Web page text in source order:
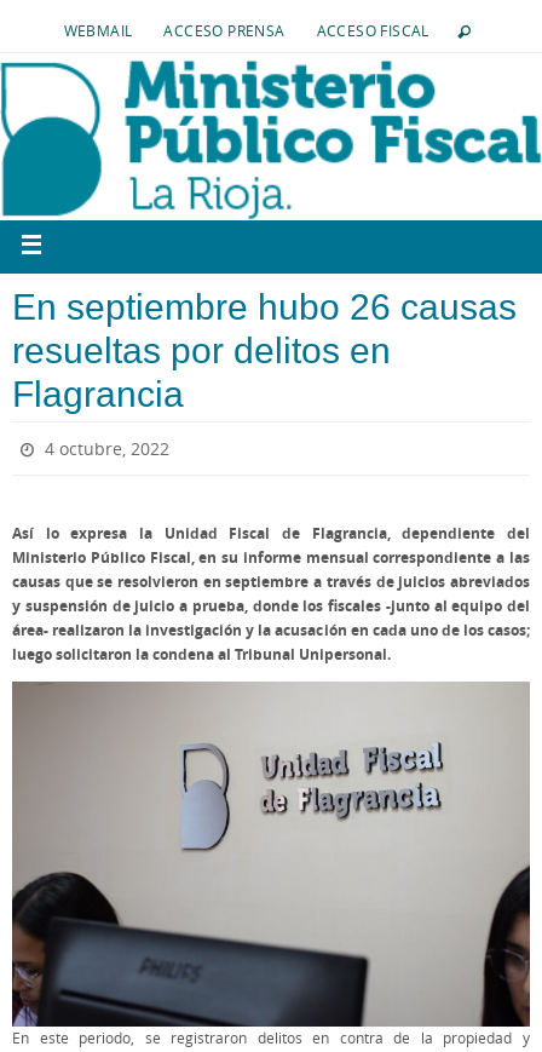
WEBMAIL ACCESO PRENSA ACCESO FISCAL
En septiembre hubo 26 causas
resueltas por delitos en
Flagrancia
4 octubre, 2022
Así lo expresa la Unidad Fiscal de Flagrancia, dependiente del
Ministerio Público Fiscal, en su informe mensual correspondiente a las
causas que se resolvieron en septiembre a través de juicios abreviados
y suspensión de juicio a prueba, donde los fiscales -junto al equipo del
área- realizaron la investigación y la acusación en cada uno de los casos;
luego solicitaron la condena al Tribunal Unipersonal.
En este periodo, se registraron delitos en contra de la propiedad y